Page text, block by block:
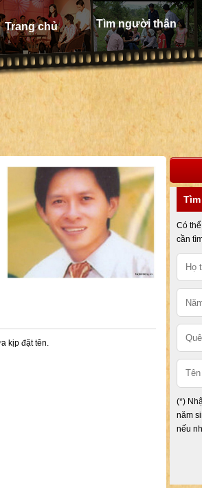
Trang chủ Tìm người thân
kịp đặt tên.
Có
cần
(*)
năm
nếu